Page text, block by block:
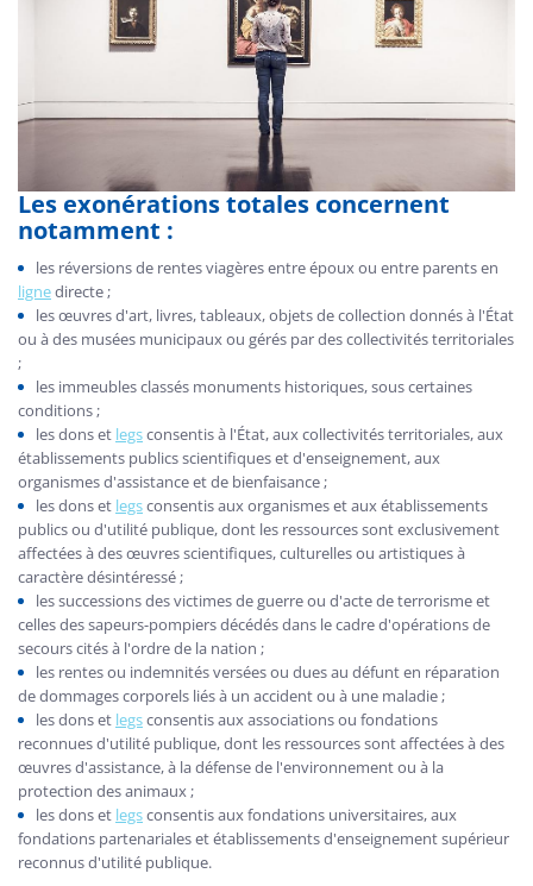
Les exonérations totales concernent
notamment :
les réversions de rentes viagères entre époux ou entre parents en
lignedirecte ;
les œuvres d'art, livres, tableaux, objets de collection donnés à l'État
ou à des musées municipaux ou gérés par des collectivités territoriales
;
les immeubles classés monuments historiques, sous certaines
conditions ;
les dons et legsconsentis à l'État, aux collectivités territoriales, aux
établissements publics scientifiques et d'enseignement, aux
organismes d'assistance et de bienfaisance ;
les dons et legsconsentis aux organismes et aux établissements
publics ou d'utilité publique, dont les ressources sont exclusivement
affectées à des œuvres scientifiques, culturelles ou artistiques à
caractère désintéressé ;
les successions des victimes de guerre ou d'acte de terrorisme et
celles des sapeurs-pompiers décédés dans le cadre d'opérations de
secours cités à l'ordre de la nation ;
les rentes ou indemnités versées ou dues au défunt en réparation
de dommages corporels liés à un accident ou à une maladie ;
les dons et legsconsentis aux associations ou fondations
reconnues d'utilité publique, dont les ressources sont affectées à des
œuvres d'assistance, à la défense de l'environnement ou à la
protection des animaux ;
les dons et legsconsentis aux fondations universitaires, aux
fondations partenariales et établissements d'enseignement supérieur
reconnus d'utilité publique.